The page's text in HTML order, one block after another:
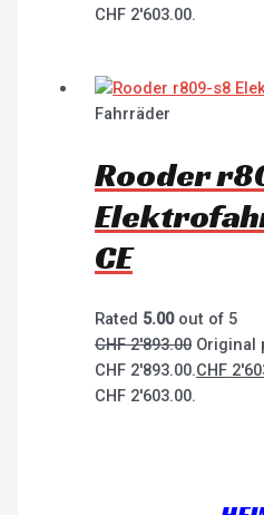
CHF 2'603.00.
Fahrräder
Rooder
CE
Rated 5.00out of 5
CHF2'893.00 Original
CHF 2'893.00.CHF
CHF 2'603.00.